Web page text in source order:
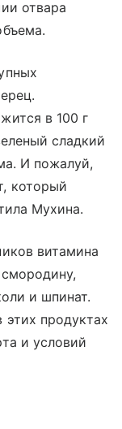
отвара
в 100 г
сладкий
И пожалуй,
который
Мухина.
витамина
и шпинат.
продуктах
и условий